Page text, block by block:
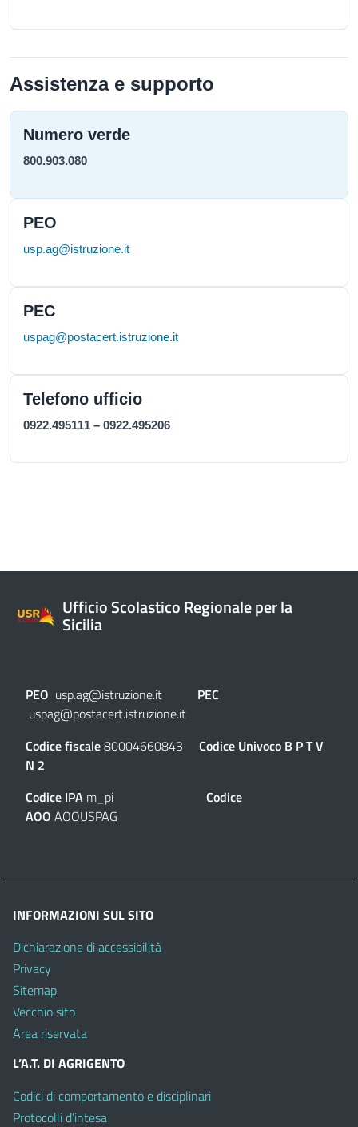
Assistenza e supporto
Numero verde
800.903.080
PEO
usp.ag@istruzione.it
PEC
uspag@postacert.istruzione.it
Telefono ufficio
0922.495111 – 0922.495206
Ufficio Scolastico Regionale per la
Sicilia
PEO usp.ag@istruzione.it
PEC
uspag@postacert.istruzione.it
Codice fiscale80004660843 Codice Univoco B P T V
N 2
Codice IPA m_pi Codice
AOO AOOUSPAG
INFORMAZIONI SUL SITO
Dichiarazione di accessibilità
Privacy
Sitemap
Vecchio sito
Area riservata
L’A.T. DI AGRIGENTO
Codici di comportamento e disciplinari
Protocolli d’intesa